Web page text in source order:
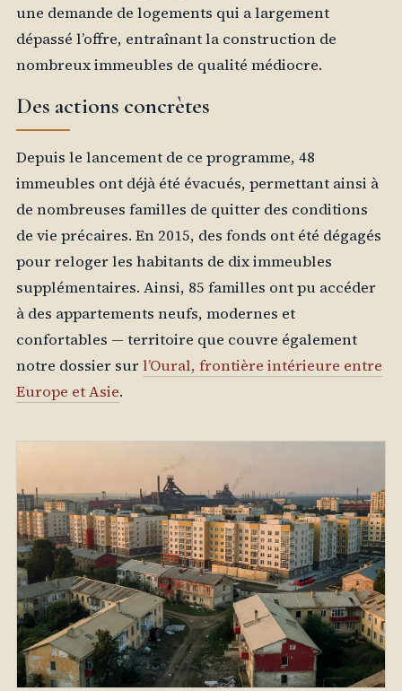
une demande de logements qui a largement
dépassé l’offre, entraînant la construction de
nombreux immeubles de qualité médiocre.
Des actions concrètes
Depuis le lancement de ce programme, 48
immeubles ont déjà été évacués, permettant ainsi à
de nombreuses familles de quitter des conditions
de vie précaires. En 2015, des fonds ont été dégagés
pour reloger les habitants de dix immeubles
supplémentaires. Ainsi, 85 familles ont pu accéder
à des appartements neufs, modernes et
confortables — territoire que couvre également
notre dossier surl’Oural, frontière intérieure entre
Europe et Asie.